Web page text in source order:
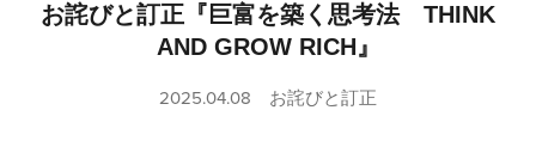
お詫びと訂正『巨富を築く思考法 THINK
AND GROW RICH』
2025.04.08 お詫びと訂正